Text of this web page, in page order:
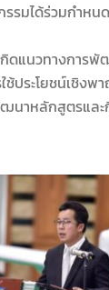
วมกำหนดแน
ทางการพัฒน
ประโยชน์เชิงพ
กสูตรและกิจ